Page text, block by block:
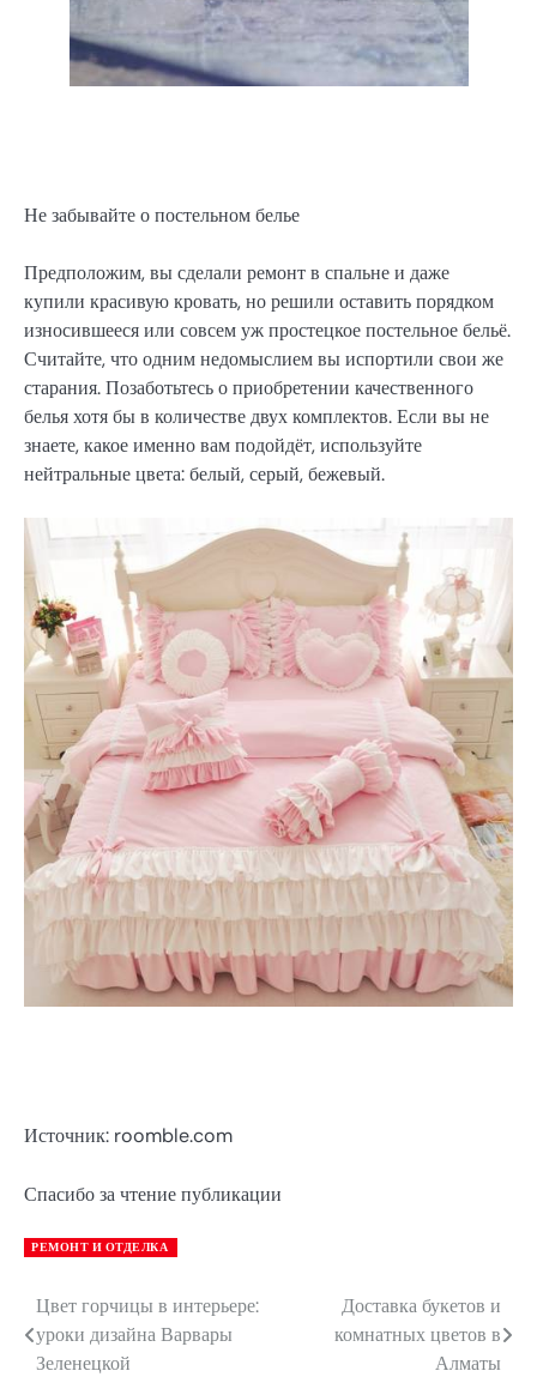
Не забывайте о постельном белье
Предположим, вы сделали ремонт в спальне и даже
купили красивую кровать, но решили оставить порядком
износившееся или совсем уж простецкое постельное бельё.
Считайте, что одним недомыслием вы испортили свои же
старания. Позаботьтесь о приобретении качественного
белья хотя бы в количестве двух комплектов. Если вы не
знаете, какое именно вам подойдёт, используйте
нейтральные цвета: белый, серый, бежевый.
Источник: roomble.com
Спасибо за чтение публикации
РЕМОНТ И ОТДЕЛКА
Навигация
по
Цвет горчицы в интерьере:
уроки дизайна Варвары
Зеленецкой
Доставка букетов и
комнатных цветов в
Алматы